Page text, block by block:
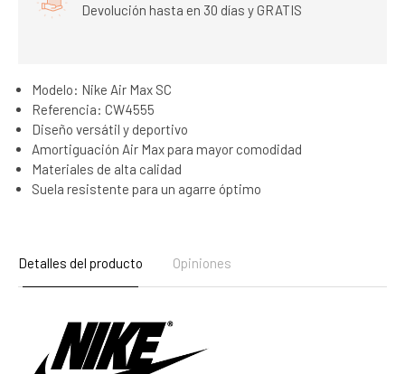
Devolución hasta en 30 días y GRATIS
Modelo: Nike Air Max SC
Referencia: CW4555
Diseño versátil y deportivo
Amortiguación Air Max para mayor comodidad
Materiales de alta calidad
Suela resistente para un agarre óptimo
Detalles del producto Opiniones